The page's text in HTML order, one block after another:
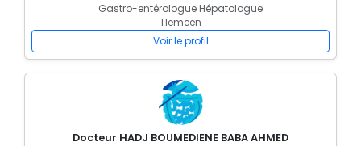
Gastro-entérologue Hépatologue
Tlemcen
Voir le profil
Docteur HADJ BOUMEDIENE BABA AHMED